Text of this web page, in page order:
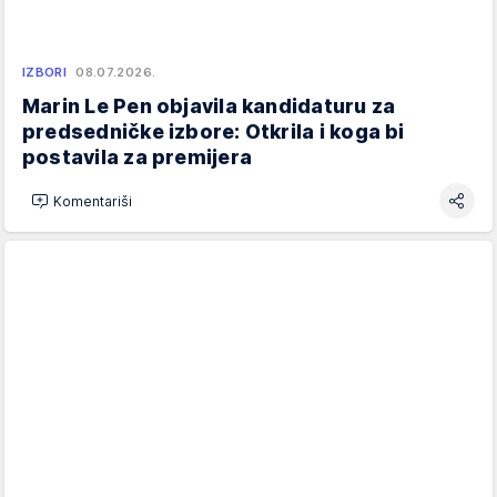
IZBORI 08.07.2026.
Marin Le Pen objavila kandidaturu za
predsedničke izbore: Otkrila i koga bi
postavila za premijera
Komentariši